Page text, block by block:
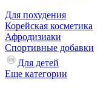
Для похудения
Корейская косметика
Афродизиаки
Спортивные добавки
Для детей
Еще категории